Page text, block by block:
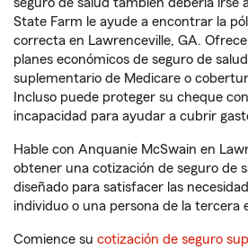
seguro de salud también debería irse
State Farm le ayude a encontrar la
correcta en Lawrenceville, GA.
planes económicos de seguro de
suplementario de Medicare o
Incluso puede proteger su cheque
incapacidad para ayudar a cubrir
Hable con Anquanie McSwain en
obtener una cotización de seguro de
diseñado para satisfacer las
individuo o una persona de la tercera
Comience su cotización de seguro